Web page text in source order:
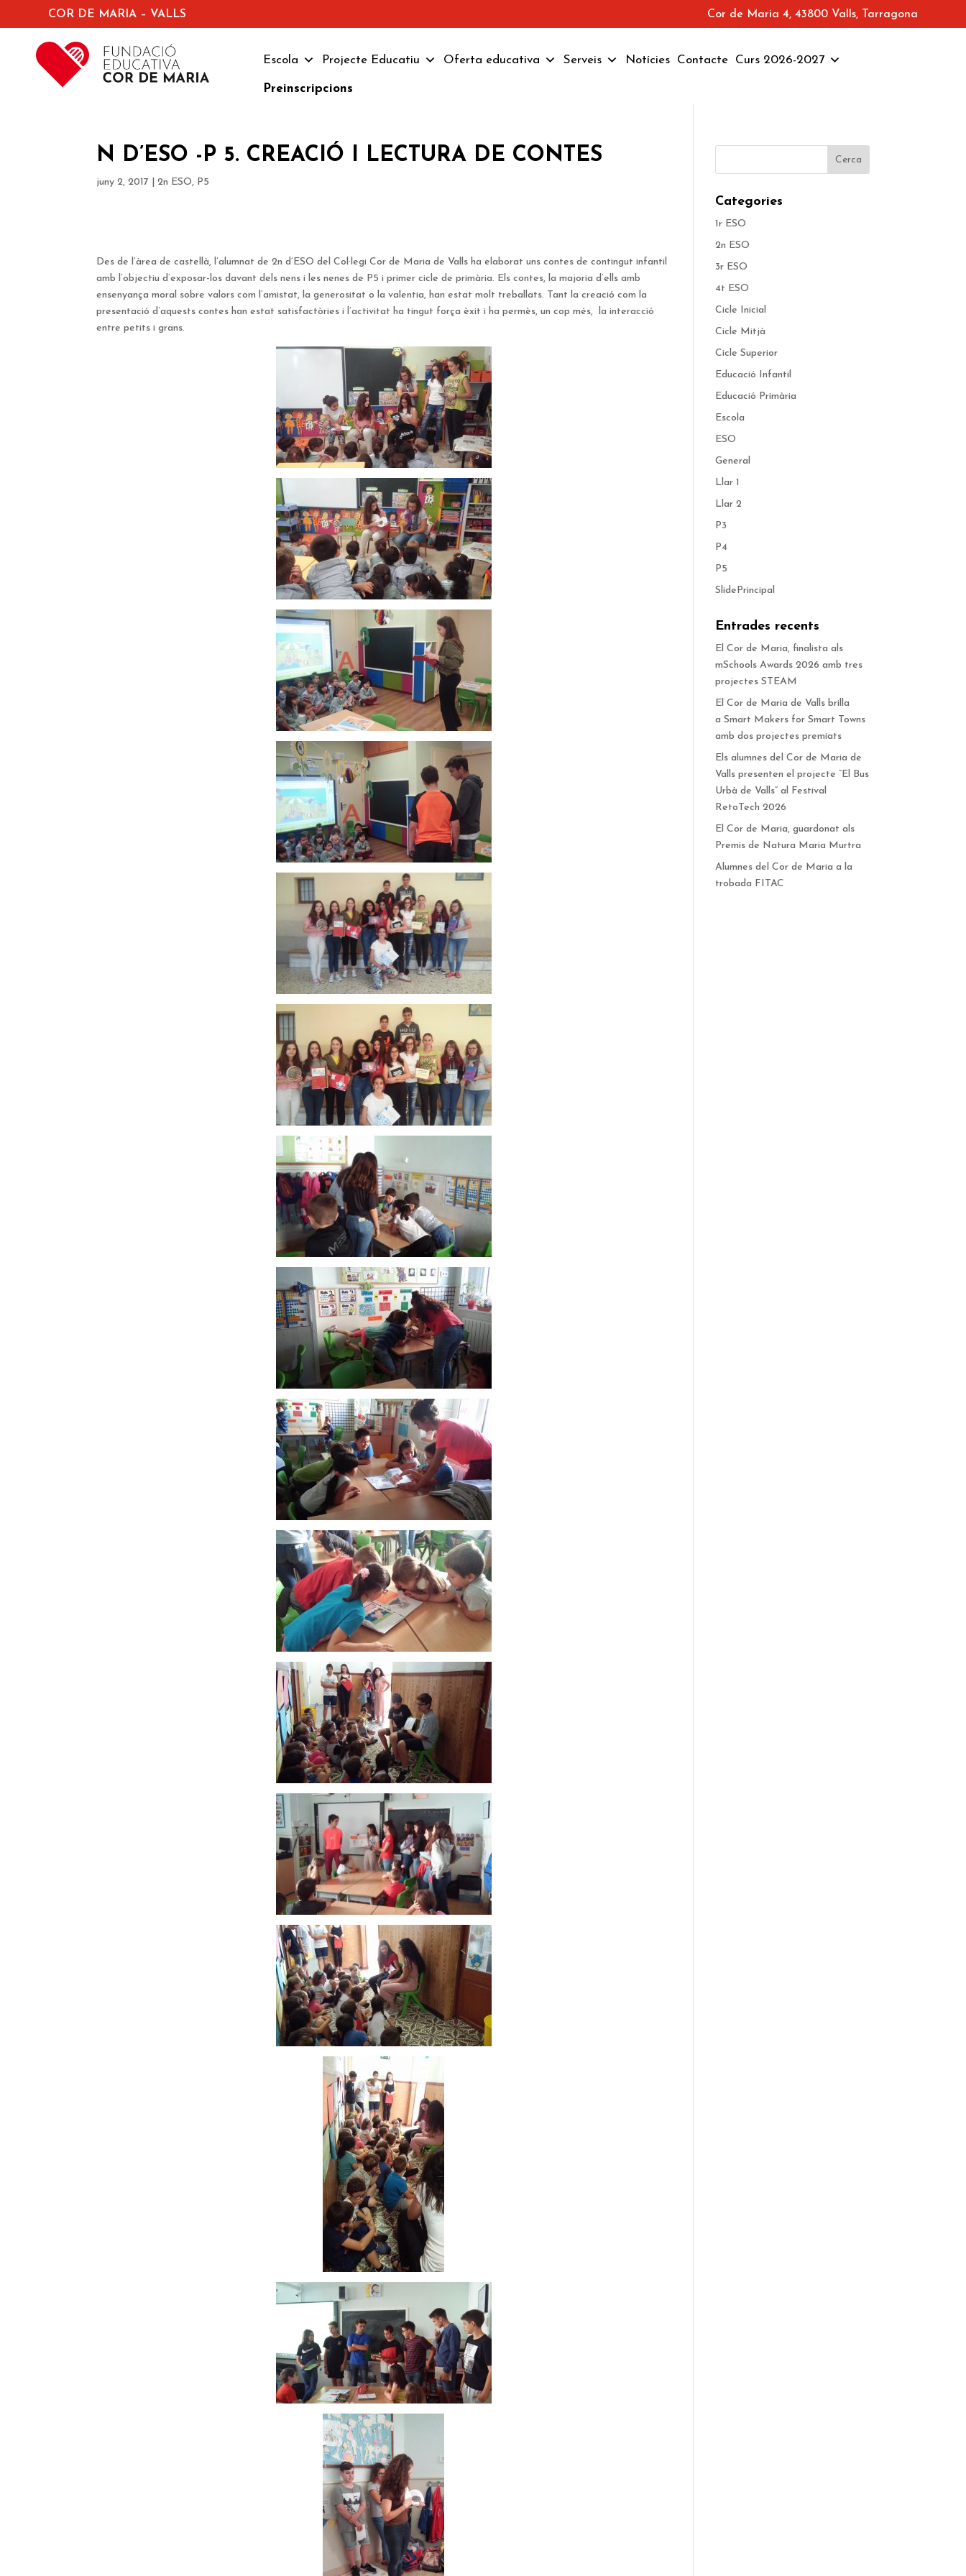
COR DE MARIA – VALLS Cor de Maria 4, 43800 Valls, Tarragona
Escola Projecte Educatiu Oferta educativa Serveis Notícies Contacte Curs 2026-2027
Preinscripcions
N D’ESO -P 5. CREACIÓ I LECTURA DE CONTES
juny 2, 2017 |2n ESO, P5
Des de l’àrea de castellà, l’alumnat de 2n d’ESO del Col·legi Cor de Maria de Valls ha elaborat uns contes de contingut infantil
amb l’objectiu d’exposar-los davant dels nens i les nenes de P5 i primer cicle de primària. Els contes, la majoria d’ells amb
ensenyança moral sobre valors com l’amistat, la generositat o la valentia, han estat molt treballats. Tant la creació com la
presentació d’aquests contes han estat satisfactòries i l’activitat ha tingut força èxit i ha permès, un cop més, la interacció
entre petits i grans.
Categories
1r ESO
2n ESO
3r ESO
4t ESO
Cicle Inicial
Cicle Mitjà
Cicle Superior
Educació Infantil
Educació Primària
Escola
ESO
General
Llar 1
Llar 2
P3
P4
P5
SlidePrincipal
Entrades recents
El Cor de Maria, finalista als
mSchools Awards 2026 amb tres
projectes STEAM
El Cor de Maria de Valls brilla
a Smart Makers for Smart Towns
amb dos projectes premiats
Els alumnes del Cor de Maria de
Valls presenten el projecte “El Bus
Urbà de Valls” al Festival
RetoTech 2026
El Cor de Maria, guardonat als
Premis de Natura Maria Murtra
Alumnes del Cor de Maria a la
trobada FITAC